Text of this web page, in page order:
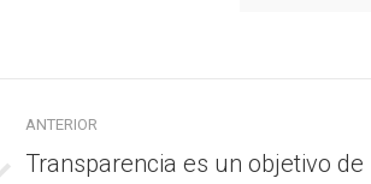
entre
ANTERIOR
Transparencia es un objetivo de